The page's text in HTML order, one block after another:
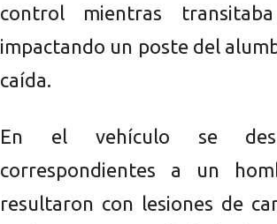
control mientras
impactando un poste del
caída.
En el vehículo se
correspondientes a un
resultaron con lesiones de